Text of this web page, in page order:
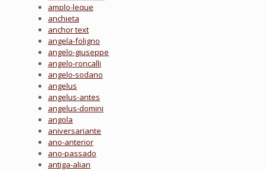
amplo-leque
anchieta
anchor text
angela-foligno
angelo-giuseppe
angelo-roncalli
angelo-sodano
angelus
angelus-antes
angelus-domini
angola
aniversariante
ano-anterior
ano-passado
antiga-alian